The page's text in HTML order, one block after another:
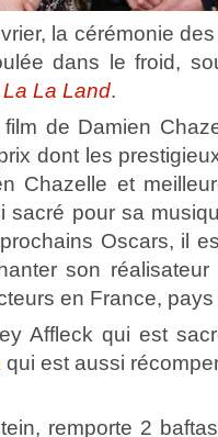
la cérémonie
dans le froid,
La La Land.
de Damien
dont les
Chazelle et
sacré pour sa
Oscars, il
son
en France,
Affleck qui est
qui est aussi
remporte 2